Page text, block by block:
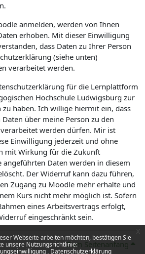
Webseite arbeiten möchten, bestätigen Sie
unsere Nutzungsrichtlinie:
Datenschutzerklärung
x
anmelden, werden von Ihnen
erhoben. Mit dieser Einwilligung
dass Daten zu Ihrer Person
(siehe unten)
verarbeitet werden.
für die Lernplattform
Hochschule Ludwigsburg zur
haben. Ich willige hiermit ein, dass
über meine Person zu den
werden dürfen. Mir ist
Einwilligung jederzeit und ohne
mit Wirkung für die Zukunft
Daten werden in diesem
Der Widerruf kann dazu führen,
Zugang zu Moodle mehr erhalte und
Kurs nicht mehr möglich ist. Sofern
eines Arbeitsvertrags erfolgt,
eingeschränkt sein.
Zum Seitenanfang